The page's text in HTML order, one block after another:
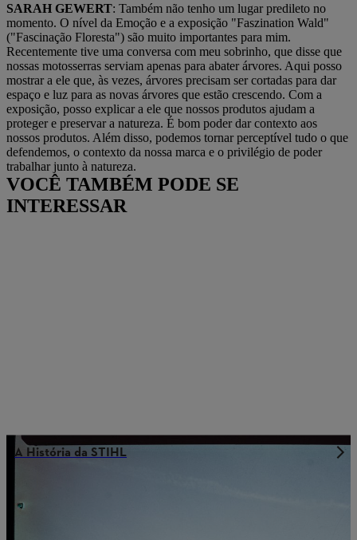
SARAH GEWERT: Também não tenho um lugar predileto no
momento. O nível da Emoção e a exposição "Faszination Wald"
("Fascinação Floresta") são muito importantes para mim.
Recentemente tive uma conversa com meu sobrinho, que disse que
nossas motosserras serviam apenas para abater árvores. Aqui posso
mostrar a ele que, às vezes, árvores precisam ser cortadas para dar
espaço e luz para as novas árvores que estão crescendo. Com a
exposição, posso explicar a ele que nossos produtos ajudam a
proteger e preservar a natureza. É bom poder dar contexto aos
nossos produtos. Além disso, podemos tornar perceptível tudo o que
defendemos, o contexto da nossa marca e o privilégio de poder
trabalhar junto à natureza.
VOCÊ TAMBÉM PODE SE
INTERESSAR
A História da STIHL